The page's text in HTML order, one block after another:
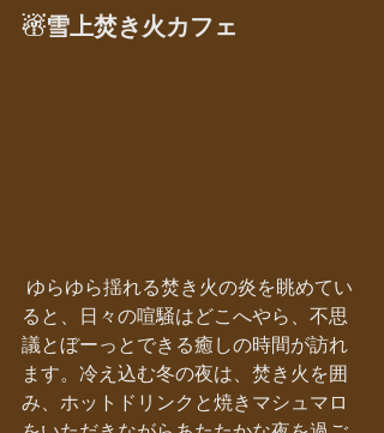
☃雪上焚き火カフェ
ると、日々の喧騒はどこへやら、不思
議とぼーっとできる癒しの時間が訪れ
ます。冷え込む冬の夜は、焚き火を囲
み、ホットドリンクと焼きマシュマロ